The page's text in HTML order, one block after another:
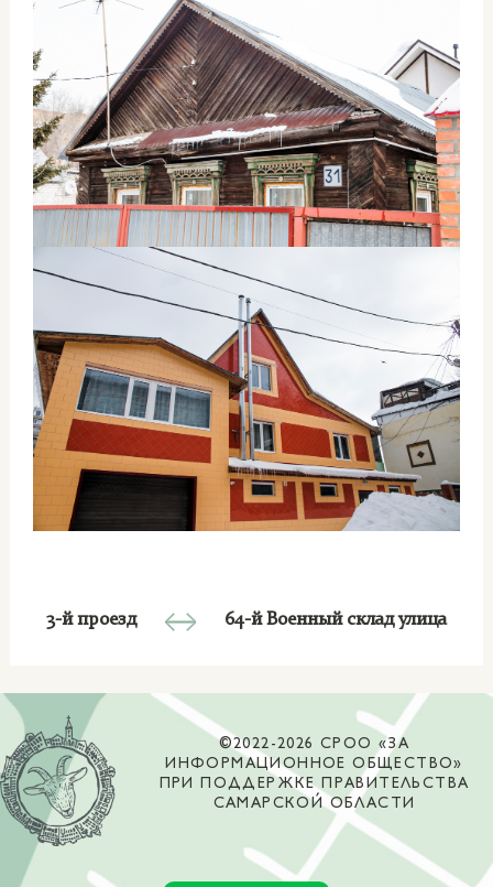
3-й проезд 64-й Военный склад улица
©2022-2026 СРОО «ЗА
ИНФОРМАЦИОННОЕ ОБЩЕСТВО»
ПРИ ПОДДЕРЖКЕ ПРАВИТЕЛЬСТВА
САМАРСКОЙ ОБЛАСТИ